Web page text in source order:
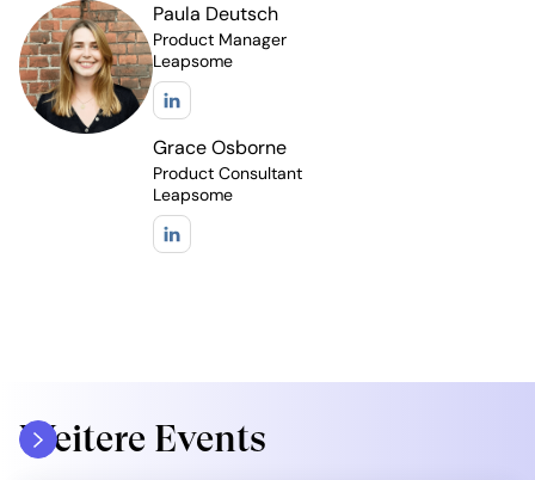
Paula Deutsch
Product Manager
Leapsome
Grace Osborne
Product Consultant
Leapsome
Weitere Events